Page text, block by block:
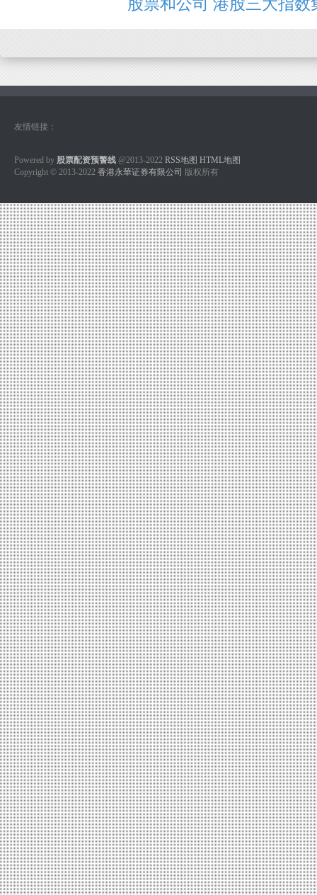
友情链接：
Powered by 股票配资预警线 @2013-2022 RSS地图 HTML地图
Copyright © 2013-2022 香港永華证券有限公司 版权所有